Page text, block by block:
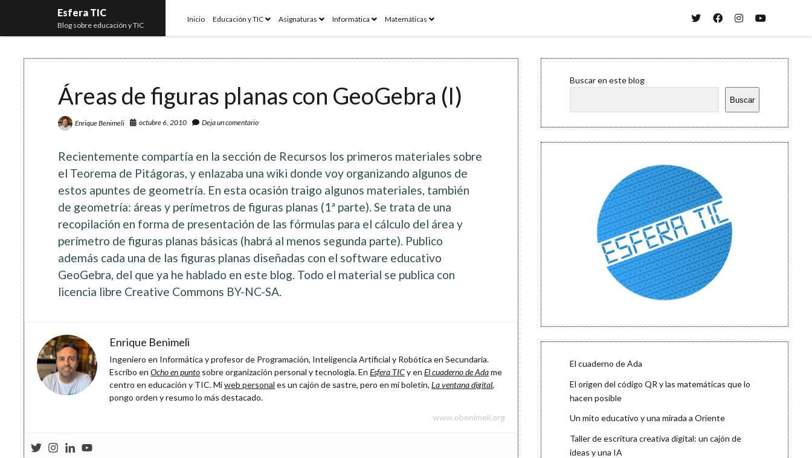
Esfera TIC
Blog sobre educación y TIC
Inicio Educación y TIC openAsignaturas openInformática openMatemáticas open
twitterfacebook
instagramyoutube
Áreas de figuras planas con GeoGebra (I)
Enrique Benimeli octubre 6, 2010 Deja un comentario
Recientemente compartía en la sección de Recursos los primeros materiales sobre
el Teorema de Pitágoras, y enlazaba una wiki donde voy organizando algunos de
estos apuntes de geometría. En esta ocasión traigo algunos materiales, también
de geometría: áreas y perímetros de figuras planas (1ª parte). Se trata de una
recopilación en forma de presentación de las fórmulas para el cálculo del área y
perímetro de figuras planas básicas (habrá al menos segunda parte). Publico
además cada una de las figuras planas diseñadas con el software educativo
GeoGebra, del que ya he hablado en este blog. Todo el material se publica con
licencia libre Creative Commons BY-NC-SA.
Enrique Benimeli
Ingeniero en Informática y profesor de Programación, Inteligencia Artificial y Robótica en Secundaria.
Escribo enOcho en punto sobre organización personal y tecnología. EnEsfera TICy enEl cuaderno de Adame
centro en educación y TIC. Miweb personal es un cajón de sastre, pero en mi boletín,La ventana digital,
pongo orden y resumo lo más destacado.
www.ebenimeli.org
Sidebar
Buscar en este blog
Buscar
El cuaderno de Ada
El origen del código QR y las matemáticas que lo
hacen posible
Un mito educativo y una mirada a Oriente
Taller de escritura creativa digital: un cajón de
ideas y una IA